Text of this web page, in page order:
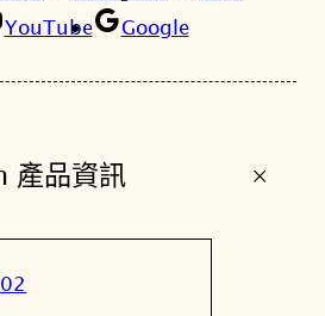
YouTube
Google
產品資訊 +